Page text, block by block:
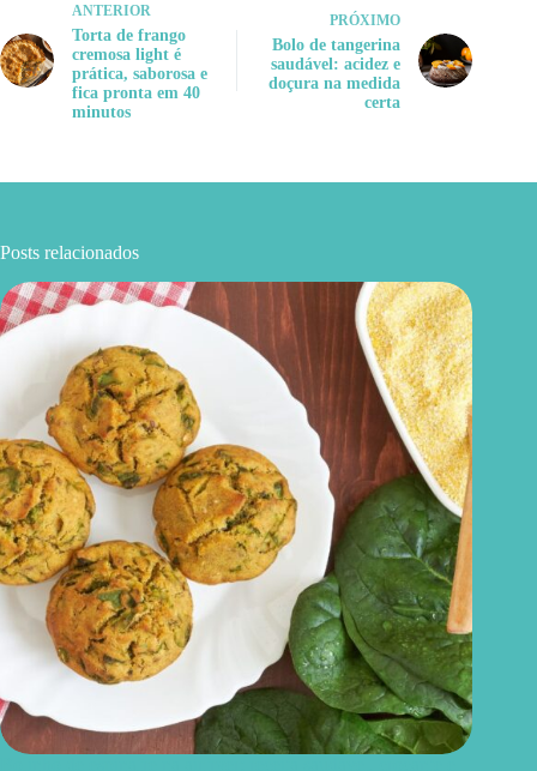
ANTERIOR
Torta de frango
cremosa light é
prática, saborosa e
fica pronta em 40
minutos
PRÓXIMO
Bolo de tangerina
saudável: acidez e
doçura na medida
certa
Posts relacionados